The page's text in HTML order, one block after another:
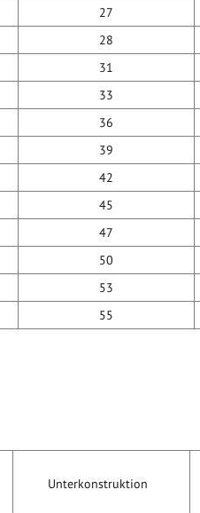
27
28
31
33
36
39
42
45
47
50
53
55
Unterkonstruktion